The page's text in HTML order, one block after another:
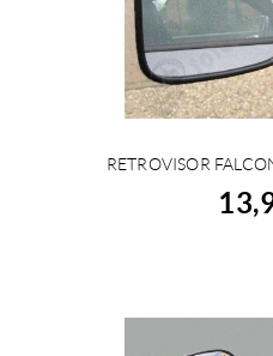
RETROVISOR